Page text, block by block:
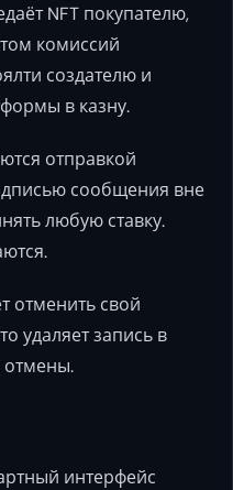
NFT покупателю,
комиссий
создателю и
в казну.
отправкой
сообщения вне
любую ставку.
отменить свой
удаляет запись в
отмены.
интерфейс